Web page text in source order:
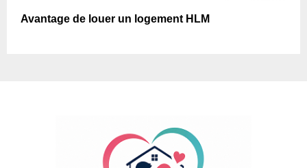
Avantage de louer un logement HLM